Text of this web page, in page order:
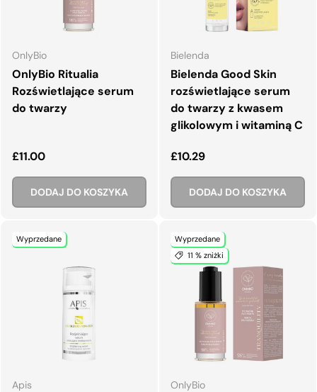
OnlyBio
OnlyBio Ritualia
Rozświetlające serum
do twarzy
Normalna cena
£11.00
DODAJ DO KOSZYKA
Bielenda
Bielenda Good Skin
rozświetlające serum
do twarzy z kwasem
glikolowym i witaminą C
Normalna cena
£10.29
DODAJ DO KOSZYKA
Wyprzedane
Apis
Wyprzedane
11 % zniżki
OnlyBio